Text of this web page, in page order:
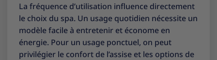
La fréquence d’utilisation influence directement
le choix du spa. Un usage quotidien nécessite un
modèle facile à entretenir et économe en
énergie. Pour un usage ponctuel, on peut
privilégier le confort de l’assise et les options de